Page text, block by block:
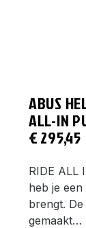
ABUS
ALL-IN
€295,45
RIDE ALL
heb je
brengt.
gemaakt…